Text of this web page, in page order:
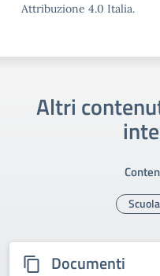
Attribuzione 4.0 Italia.
Altri
Documenti